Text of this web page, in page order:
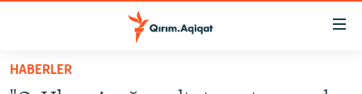
Esas
HABERLER
HABERLER